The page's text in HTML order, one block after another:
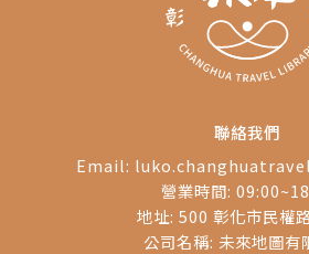
聯絡我們
Email:
營業時間:
地址: 500 彰化市民權
公司名稱: 未來地圖有